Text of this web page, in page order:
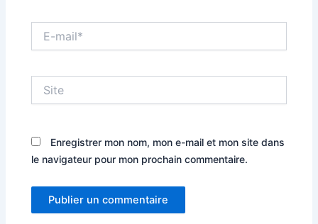
mail*
Enregistrer mon nom, mon e-mail et mon site dans
le navigateur pour mon prochain commentaire.